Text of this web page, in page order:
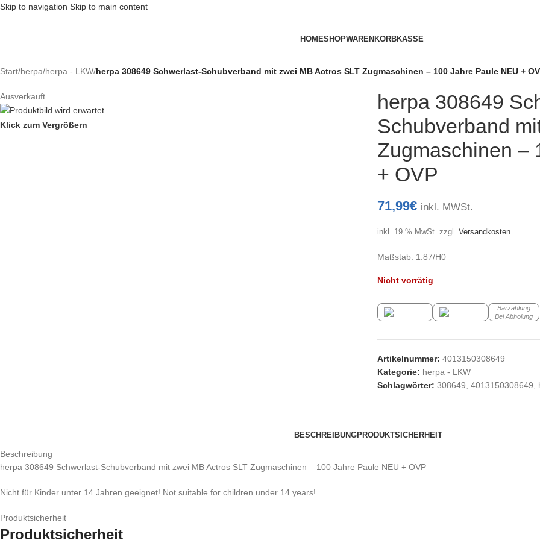
Skip to navigation Skip to main content
HOMESHOPWARENKORBKASSE
Start/herpa/herpa - LKW/herpa 308649 Schwerlast-Schubverband mit zwei MB Actros SLT Zugmaschinen – 100 Jahre Paule NEU +
Ausverkauft
Klick zum Vergrößern
herpa 308649
Schubverband
Zugmaschinen –
+ OVP
71,99€ inkl. MWSt.
inkl. 19 % MwSt. zzgl. Versandkosten
Maßstab: 1:87/H0
Nicht vorrätig
Barzahlung
Bei Abholung
Artikelnummer: 4013150308649
Kategorie: herpa - LKW
Schlagwörter: 308649 4013150308649
BESCHREIBUNGPRODUKTSICHERHEIT
Beschreibung
herpa 308649 Schwerlast-Schubverband mit zwei MB Actros SLT Zugmaschinen – 100 Jahre Paule NEU + OVP
Nicht für Kinder unter 14 Jahren geeignet! Not suitable for children under 14 years!
Produktsicherheit
Produktsicherheit